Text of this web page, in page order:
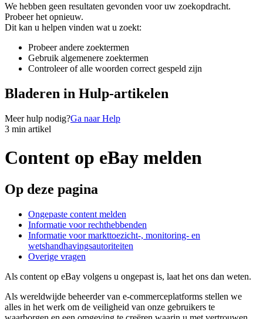
We hebben geen resultaten gevonden voor uw zoekopdracht.
Probeer het opnieuw.
Dit kan u helpen vinden wat u zoekt:
Probeer andere zoektermen
Gebruik algemenere zoektermen
Controleer of alle woorden correct gespeld zijn
Bladeren in Hulp-artikelen
Meer hulp nodig?Ga naar Help
3 min artikel
Content op eBay melden
Op deze pagina
Ongepaste content melden
Informatie voor rechthebbenden
Informatie voor markttoezicht-, monitoring- en
wetshandhavingsautoriteiten
Overige vragen
Als content op eBay volgens u ongepast is, laat het ons dan weten.
Als wereldwijde beheerder van e-commerceplatforms stellen we
alles in het werk om de veiligheid van onze gebruikers te